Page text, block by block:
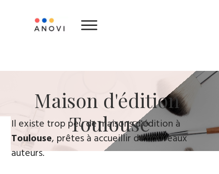
​Maison d'édition ​
Toulouse
​Il existe trop peu de maisons d'édition à
Toulouse, prêtes à accueillir de nouveaux
auteurs.